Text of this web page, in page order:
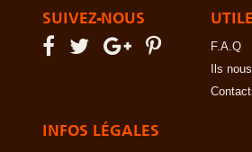
SUIVEZ-NOUS
F.A.Q
Ils
INFOS LÉGALES